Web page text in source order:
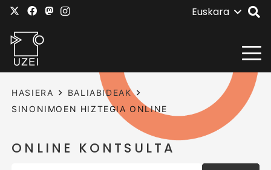
Euskara
HASIERA
BALIABIDEAK
SINONIMOEN HIZTEGIA ONLINE
ONLINE KONTSULTA